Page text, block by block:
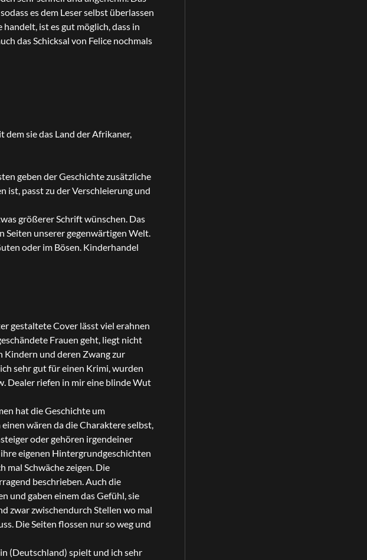
es dem Leser selbst überlassen
ist es gut möglich, dass in
das Schicksal von Felice nochmals
sie das Land der Afrikaner,
geben der Geschichte zusätzliche
ist, passt zu der Verschleierung und
größerer Schrift wünschen. Das
Seiten unserer gegenwärtigen Welt.
oder im Bösen. Kinderhandel
gestaltete Cover lässt viel erahnen
Frauen geht, liegt nicht
Kindern und deren Zwang zur
sehr gut für einen Krimi, wurden
Dealer riefen in mir eine blinde Wut
hat die Geschichte um
wären da die Charaktere selbst,
oder gehören irgendeiner
eigenen Hintergrundgeschichten
mal Schwäche zeigen. Die
beschrieben. Auch die
und gaben einem das Gefühl, sie
zwar zwischendurch Stellen wo mal
Die Seiten flossen nur so weg und
(Deutschland) spielt und ich sehr